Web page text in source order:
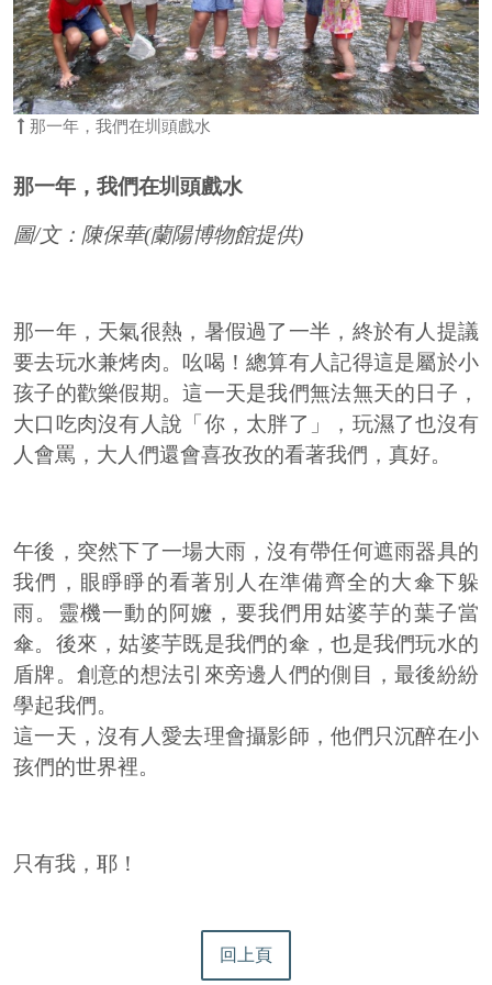
那一年，我們在圳頭戲水
那一年，我們在圳頭戲水
圖/文：陳保華(蘭陽博物館提供)
那一年，天氣很熱，暑假過了一半，終於有人提議
要去玩水兼烤肉。吆喝！總算有人記得這是屬於小
孩子的歡樂假期。這一天是我們無法無天的日子，
大口吃肉沒有人說「你，太胖了」，玩濕了也沒有
人會罵，大人們還會喜孜孜的看著我們，真好。
午後，突然下了一場大雨，沒有帶任何遮雨器具的
我們，眼睜睜的看著別人在準備齊全的大傘下躲
雨。靈機一動的阿嬤，要我們用姑婆芋的葉子當
傘。後來，姑婆芋既是我們的傘，也是我們玩水的
盾牌。創意的想法引來旁邊人們的側目，最後紛紛
學起我們。
這一天，沒有人愛去理會攝影師，他們只沉醉在小
孩們的世界裡。
只有我，耶！
回上頁